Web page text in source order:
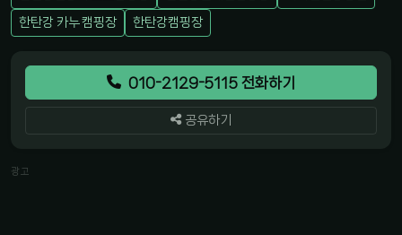
한탄강 카누 캠핑장
한탄강캠핑장
010-2129-5115 전화하기
공유하기
광고